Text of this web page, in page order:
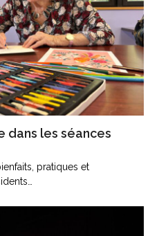
dans les séances
pratiques et